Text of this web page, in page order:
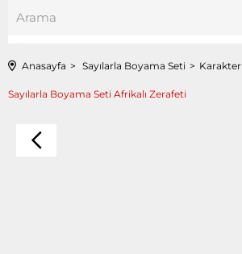
Anasayfa Sayılarla Boyama Seti
Sayılarla Boyama Seti Afrikalı Zerafeti